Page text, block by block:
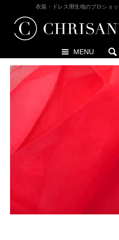
衣装・ドレス用生地のプロショ
MENU